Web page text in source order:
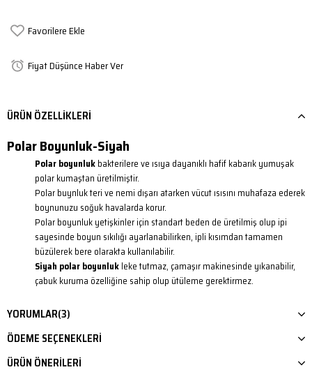
Favorilere Ekle
Fiyat Düşünce Haber Ver
ÜRÜN ÖZELLIKLERI
Polar Boyunluk-Siyah
Polar boyunlukbakterilere ve ısıya dayanıklı hafif kabarık yumuşak
polar kumaştan üretilmiştir.
Polar buynluk teri ve nemi dışarı atarken vücut ısısını muhafaza ederek
boynunuzu soğuk havalarda korur.
Polar boyunluk yetişkinler için standart beden de üretilmiş olup ipi
sayesinde boyun sıkılığı ayarlanabilirken, ipli kısımdan tamamen
büzülerek bere olarakta kullanılabilir.
Siyah polar boyunlukleke tutmaz, çamaşır makinesinde yıkanabilir,
çabuk kuruma özelliğine sahip olup ütüleme gerektirmez.
YORUMLAR(3)
ÖDEME SEÇENEKLERI
ÜRÜN ÖNERILERI